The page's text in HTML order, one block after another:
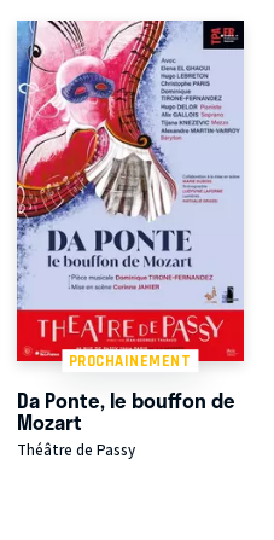
PROCHAINEMENT
Da Ponte, le bouffon de
Mozart
Théâtre de Passy